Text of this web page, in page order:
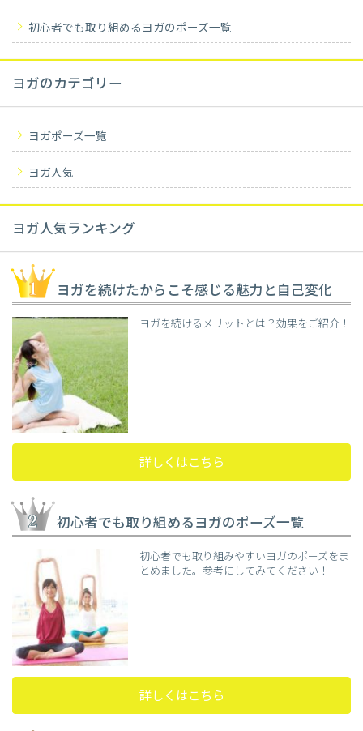
初心者でも取り組めるヨガのポーズ一覧
ヨガのカテゴリー
ヨガポーズ一覧
ヨガ人気
ヨガ人気ランキング
ヨガを続けたからこそ感じる魅力と自己変化
ヨガを続けるメリットとは？効果をご紹介！
詳しくはこちら
初心者でも取り組めるヨガのポーズ一覧
初心者でも取り組みやすいヨガのポーズをま
とめました。参考にしてみてください！
詳しくはこちら